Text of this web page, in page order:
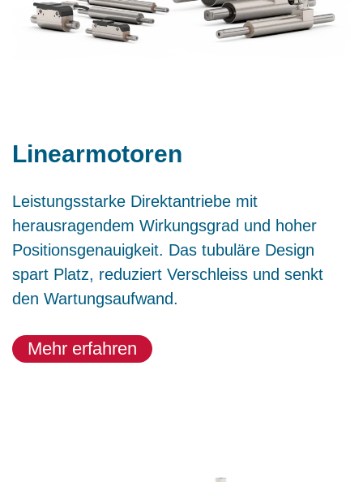
Linearmotoren
Leistungsstarke Direktantriebe mit
herausragendem Wirkungsgrad und hoher
Positionsgenauigkeit. Das tubuläre Design
spart Platz, reduziert Verschleiss und senkt
den Wartungsaufwand.
Mehr erfahren